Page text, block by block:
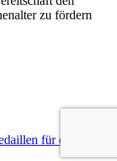
zu fördern
für den LCR